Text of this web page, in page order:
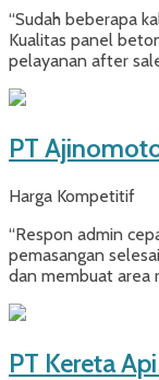
“Sudah beberapa
Kualitas panel
pelayanan after
PT
Harga Kompetitif
“Respon admin
pemasangan
dan membuat area
PT Kereta